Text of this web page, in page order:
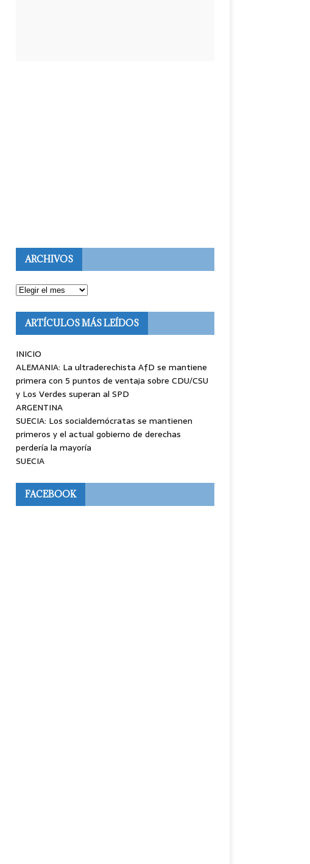
ARCHIVOS
ARTÍCULOS MÁS LEÍDOS
INICIO
ALEMANIA: La ultraderechista AfD se mantiene
primera con 5 puntos de ventaja sobre CDU/CSU
y Los Verdes superan al SPD
ARGENTINA
SUECIA: Los socialdemócratas se mantienen
primeros y el actual gobierno de derechas
perdería la mayoría
SUECIA
FACEBOOK